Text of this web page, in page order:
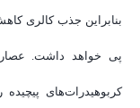
بنابراین جذب کالری
پی خواهد داشت.
کربوهیدرات‌های